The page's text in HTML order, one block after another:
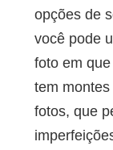
opções de
você pode
foto em
tem
fotos, que